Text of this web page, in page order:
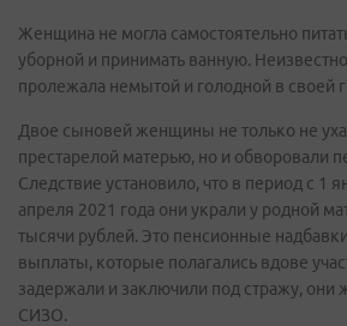
Женщина не могла самостоятельно
уборной и принимать ванную.
пролежала немытой и голодной в своей
Двое сыновей женщины не только не
престарелой матерью, но и обворовали
Следствие установило, что в период с 1
апреля 2021 года они украли у родной
тысячи рублей. Это пенсионные
выплаты, которые полагались вдове
задержали и заключили под стражу, они
СИЗО.